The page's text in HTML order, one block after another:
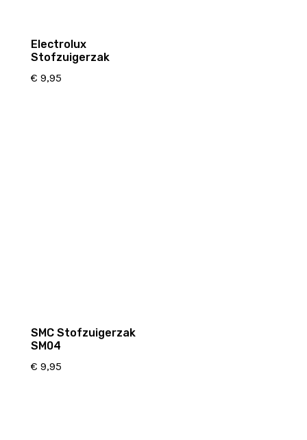
Electrolux
Stofzuigerzak
€ 9,95
SMC Stofzuigerzak
SM04
€ 9,95